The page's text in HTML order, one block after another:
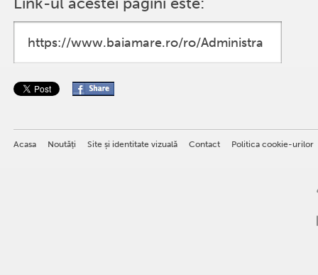
Acasa Noutăţi Site și identitate vizuală Contact Politica cookie-urilor